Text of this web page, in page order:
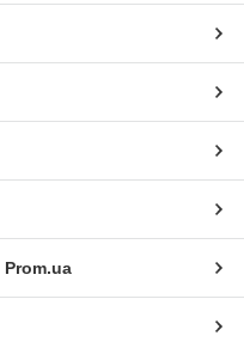
Prom.ua